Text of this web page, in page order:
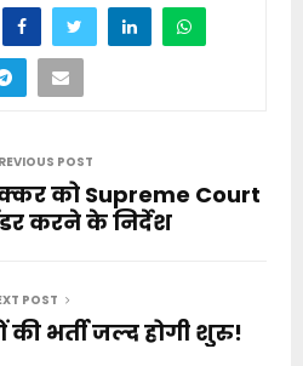
POST
को Supreme Court
करने के निर्देश
POST
की भर्ती जल्द होगी शुरु!